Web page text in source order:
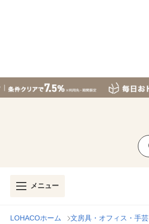
メニュー
LOHACOホーム 文房具・オフィス・手芸